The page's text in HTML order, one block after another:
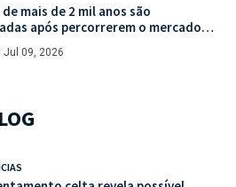
mais de 2 mil anos são
após percorrerem o mercado
antiguidades
Jul 09, 2026